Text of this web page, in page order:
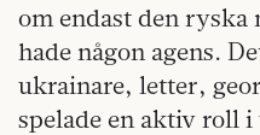
om endast den ryska
hade någon agens.
ukrainare, letter,
spelade en aktiv roll